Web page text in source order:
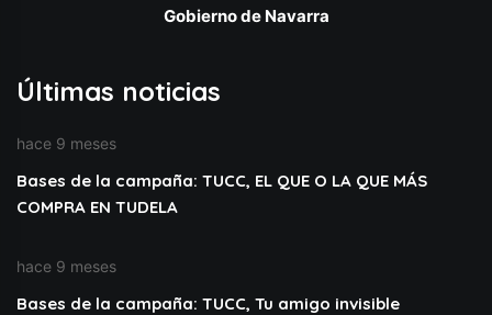
Gobierno de Navarra
Últimas noticias
hace 9 meses
Bases de la campaña: TUCC, EL QUE O LA QUE MÁS
COMPRA EN TUDELA
hace 9 meses
Bases de la campaña: TUCC, Tu amigo invisible